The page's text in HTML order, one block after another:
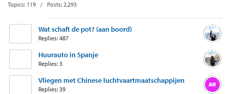
Topics: 119 / Posts: 2,293
Wat schaft de pot? (aan boord)
Replies: 487
Huurauto in Spanje
Replies: 3
Vliegen met Chinese luchtvaartmaatschappijen
Replies: 39